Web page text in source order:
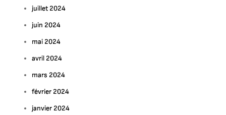
juillet 2024
juin 2024
mai 2024
avril 2024
mars 2024
février 2024
janvier 2024